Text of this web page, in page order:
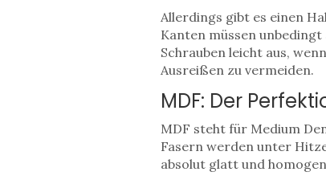
Allerdings gibt es einen
Kanten müssen
Schrauben leicht aus,
Ausreißen zu vermeiden.
MDF: Der
MDF steht für Medium
Fasern werden unter
absolut glatt und